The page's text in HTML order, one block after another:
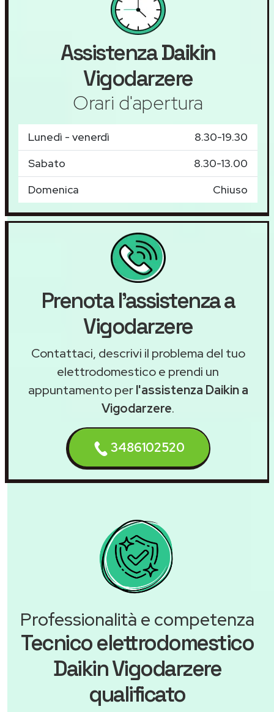
AssistenzaDaikin
Vigodarzere
Orari d'apertura
Lunedì - venerdì
8.30-19.30
Sabato
8.30-13.00
Domenica
Chiuso
Prenota l'assistenza a
Vigodarzere
Contattaci, descrivi il problema del tuo
elettrodomestico e prendi un
appuntamento perl'assistenza Daikin a
Vigodarzere.
3486102520
Professionalità e competenza
Tecnico elettrodomestico
Daikin Vigodarzere
qualificato